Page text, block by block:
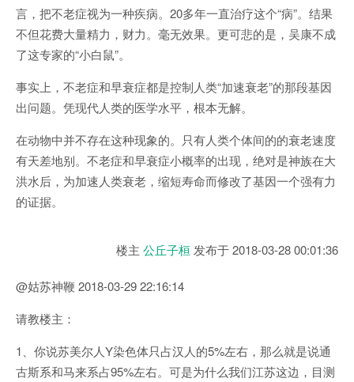
言，把不老症视为一种疾病。20多年一直治疗这个“病”。结果
不但花费大量精力，财力。毫无效果。更可悲的是，吴康不成
了这专家的“小白鼠”。
事实上，不老症和早衰症都是控制人类“加速衰老”的那段基因
出问题。凭现代人类的医学水平，根本无解。
在动物中并不存在这种现象的。只有人类个体间的的衰老速度
有天差地别。不老症和早衰症小概率的出现，绝对是神族在大
洪水后，为加速人类衰老，缩短寿命而修改了基因一个强有力
的证据。
楼主 公丘子桓 发布于2018-03-28 00:01:36
@姑苏神鞭 2018-03-29 22:16:14
请教楼主：
1、你说苏美尔人Y染色体只占汉人的5%左右，那么就是说通
古斯系和马来系占95%左右。可是为什么我们江苏这边，目测